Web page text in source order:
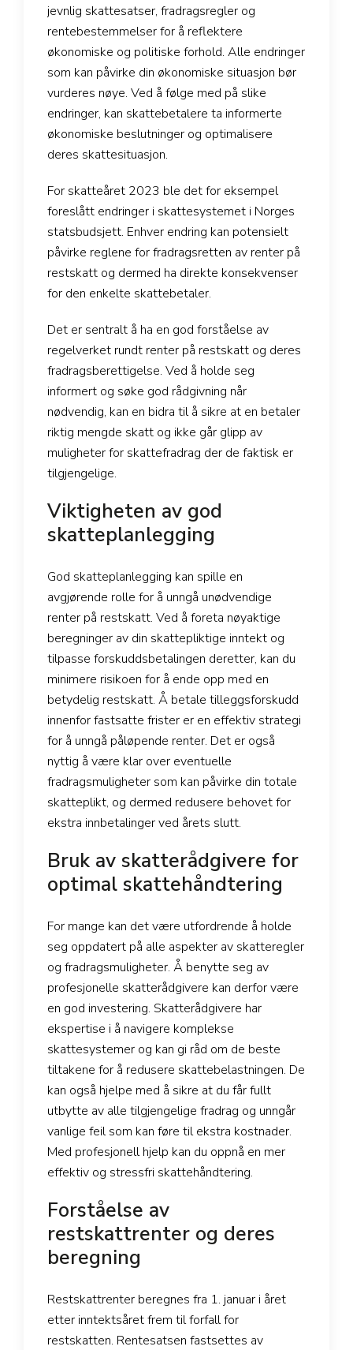
jevnlig skattesatser, fradragsregler og
rentebestemmelser for å reflektere
økonomiske og politiske forhold. Alle endringer
som kan påvirke din økonomiske situasjon bør
vurderes nøye. Ved å følge med på slike
endringer, kan skattebetalere ta informerte
økonomiske beslutninger og optimalisere
deres skattesituasjon.
For skatteåret 2023 ble det for eksempel
foreslått endringer i skattesystemet i Norges
statsbudsjett. Enhver endring kan potensielt
påvirke reglene for fradragsretten av renter på
restskatt og dermed ha direkte konsekvenser
for den enkelte skattebetaler.
Det er sentralt å ha en god forståelse av
regelverket rundt renter på restskatt og deres
fradragsberettigelse. Ved å holde seg
informert og søke god rådgivning når
nødvendig, kan en bidra til å sikre at en betaler
riktig mengde skatt og ikke går glipp av
muligheter for skattefradrag der de faktisk er
tilgjengelige.
Viktigheten av god
skatteplanlegging
God skatteplanlegging kan spille en
avgjørende rolle for å unngå unødvendige
renter på restskatt. Ved å foreta nøyaktige
beregninger av din skattepliktige inntekt og
tilpasse forskuddsbetalingen deretter, kan du
minimere risikoen for å ende opp med en
betydelig restskatt. Å betale tilleggsforskudd
innenfor fastsatte frister er en effektiv strategi
for å unngå påløpende renter. Det er også
nyttig å være klar over eventuelle
fradragsmuligheter som kan påvirke din totale
skatteplikt, og dermed redusere behovet for
ekstra innbetalinger ved årets slutt.
Bruk av skatterådgivere for
optimal skattehåndtering
For mange kan det være utfordrende å holde
seg oppdatert på alle aspekter av skatteregler
og fradragsmuligheter. Å benytte seg av
profesjonelle skatterådgivere kan derfor være
en god investering. Skatterådgivere har
ekspertise i å navigere komplekse
skattesystemer og kan gi råd om de beste
tiltakene for å redusere skattebelastningen. De
kan også hjelpe med å sikre at du får fullt
utbytte av alle tilgjengelige fradrag og unngår
vanlige feil som kan føre til ekstra kostnader.
Med profesjonell hjelp kan du oppnå en mer
effektiv og stressfri skattehåndtering.
Forståelse av
restskattrenter og deres
beregning
Restskattrenter beregnes fra 1. januar i året
etter inntektsåret frem til forfall for
restskatten. Rentesatsen fastsettes av